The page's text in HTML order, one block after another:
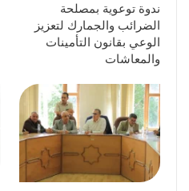
ندوة توعوية بمصلحة
الضرائب والجمارك لتعزيز
الوعي بقانون التأمينات
والمعاشات